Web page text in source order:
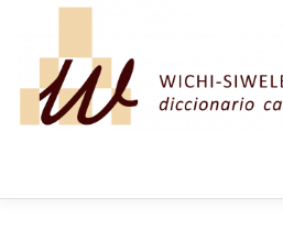
Saltar al contenido